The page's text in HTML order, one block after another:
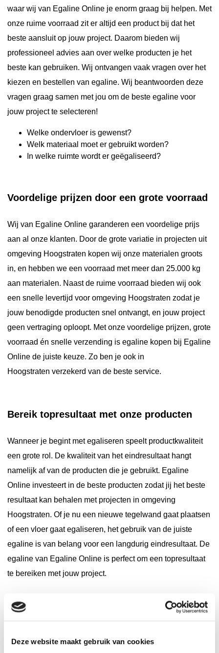
Deze website maakt gebruik van cookies
waar wij van Egaline Online je enorm graag bij helpen. Met
onze ruime voorraad zit er altijd een product bij dat het
beste aansluit op jouw project. Daarom bieden wij
professioneel advies aan over welke producten je het
beste kan gebruiken. Wij ontvangen vaak vragen over het
kiezen en bestellen van egaline. Wij beantwoorden deze
vragen graag samen met jou om de beste egaline voor
jouw project te selecteren!
Welke ondervloer is gewenst?
Welk materiaal moet er gebruikt worden?
In welke ruimte wordt er geëgaliseerd?
Voordelige prijzen door een grote voorraad
Wij van Egaline Online garanderen een voordelige prijs
aan al onze klanten. Door de grote variatie in projecten uit
omgeving Hoogstraten kopen wij onze materialen groots
in, en hebben we een voorraad met meer dan 25.000 kg
aan materialen. Naast de ruime voorraad bieden wij ook
een snelle levertijd voor omgeving Hoogstraten zodat je
jouw benodigde producten snel ontvangt, en jouw project
geen vertraging oploopt. Met onze voordelige prijzen, grote
voorraad én snelle verzending is egaline kopen bij Egaline
Online de juiste keuze. Zo ben je ook in
Hoogstraten verzekerd van de beste service.
Bereik topresultaat met onze producten
Wanneer je begint met egaliseren speelt productkwaliteit
een grote rol. De kwaliteit van het eindresultaat hangt
namelijk af van de producten die je gebruikt. Egaline
Online investeert in de beste producten zodat jij het beste
resultaat kan behalen met projecten in omgeving
Hoogstraten. Of je nu een nieuwe tegelwand gaat plaatsen
of een vloer gaat egaliseren, het gebruik van de juiste
egaline is van belang voor een langdurig eindresultaat. De
egaline van Egaline Online is perfect om een topresultaat
te bereiken met jouw project.
Wij leveren bij jouw adres
Wij begrijpen dat het vervoeren van grote zakken egaline